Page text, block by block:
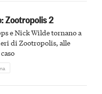
Zootropolis 2
e Nick Wilde tornano a
di Zootropolis, alle